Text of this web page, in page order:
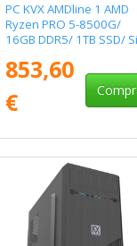
PC KVX AMDline 1 AMD
Ryzen PRO 5-8500G/
16GB DDR5/ 1TB SSD/
853,60
€